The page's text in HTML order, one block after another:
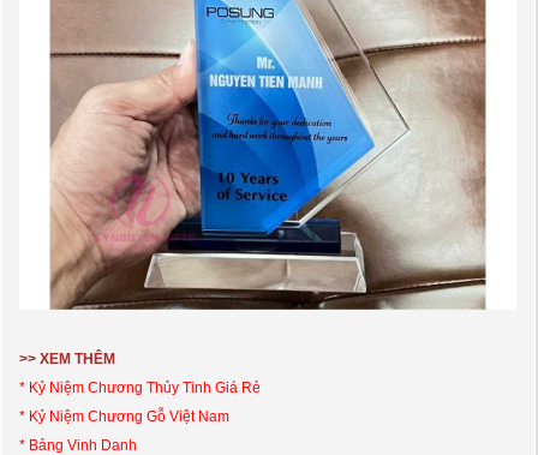
>> XEM THÊM
* Kỷ Niệm Chương Thủy Tinh Giá Rẻ
* Kỷ Niệm Chương Gỗ Việt Nam
* Bảng Vinh Danh